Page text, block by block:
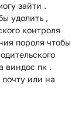
зайти .
удолить ,
контроля
пороля чтобы
виндос пк .
или на